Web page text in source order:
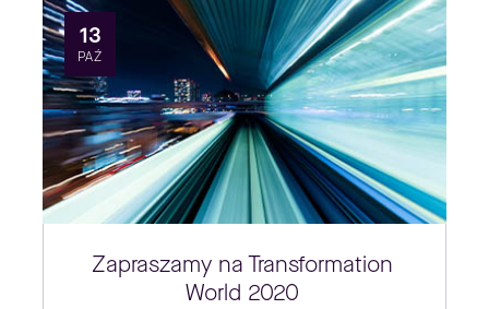
13
PAŹ
Zapraszamy na Transformation
World 2020